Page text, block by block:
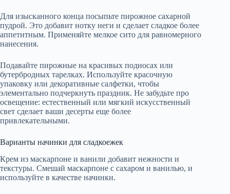
Для изысканного конца посыпьте пирожное сахарной
пудрой. Это добавит нотку неги и сделает сладкое более
аппетитным. Применяйте мелкое сито для равномерного
нанесения.
Подавайте пирожные на красивых подносах или
бутербродных тарелках. Используйте красочную
упаковку или декоративные салфетки, чтобы
элементально подчеркнуть праздник. Не забудьте про
освещение: естественный или мягкий искусственный
свет сделает ваши десерты еще более
привлекательными.
Варианты начинки для сладкоежек
Крем из маскарпоне и ванили добавит нежности и
текстуры. Смешай маскарпоне с сахаром и ванилью, и
используйте в качестве начинки.